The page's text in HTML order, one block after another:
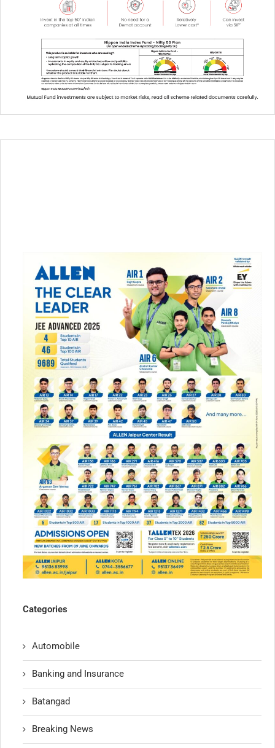
Categories
Automobile
Banking and Insurance
Batangad
Breaking News